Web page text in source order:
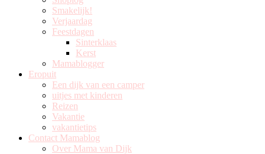
Smakelijk!
Verjaardag
Feestdagen
Sinterklaas
Kerst
Mamablogger
Eropuit
Een dijk van een camper
uitjes met kinderen
Reizen
Vakantie
vakantietips
Contact Mamablog
Over Mama van Dijk